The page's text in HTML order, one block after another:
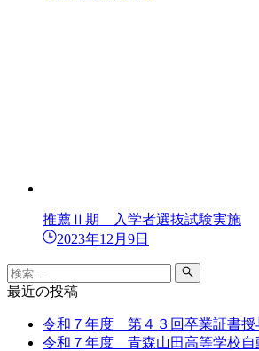
推薦Ⅱ期 入学者選抜試験実施
2023年12月9日
最近の投稿
令和７年度 第４３回卒業証書授
令和７年度 青森山田高等学校